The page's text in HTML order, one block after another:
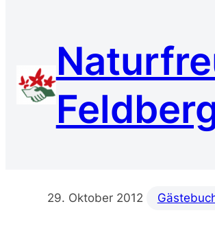
29. Oktober 2012